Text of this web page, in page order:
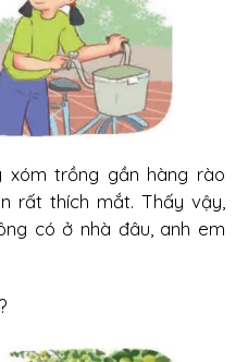
xóm trồng gần hàng rào
rất thích mắt. Thấy vậy,
có ở nhà đâu, anh em